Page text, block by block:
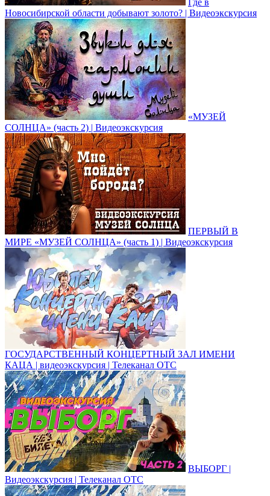
Новосибирской области добывают золото? | Видеоэкскурсия
«МУЗЕЙ
СОЛНЦА» (часть 2) | Видеоэкскурсия
ПЕРВЫЙ В
МИРЕ «МУЗЕЙ СОЛНЦА» (часть 1) | Видеоэкскурсия
ГОСУДАРСТВЕННЫЙ КОНЦЕРТНЫЙ ЗАЛ ИМЕНИ
КАЦА | видеоэкскурсия | Телеканал ОТС
ВЫБОРГ |
Видеоэкскурсия | Телеканал ОТС